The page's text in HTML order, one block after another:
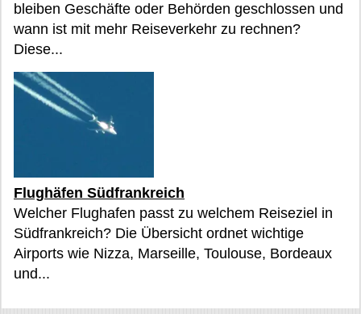
bleiben Geschäfte oder Behörden geschlossen und
wann ist mit mehr Reiseverkehr zu rechnen?
Diese...
Flughäfen Südfrankreich
Welcher Flughafen passt zu welchem Reiseziel in
Südfrankreich? Die Übersicht ordnet wichtige
Airports wie Nizza, Marseille, Toulouse, Bordeaux
und...